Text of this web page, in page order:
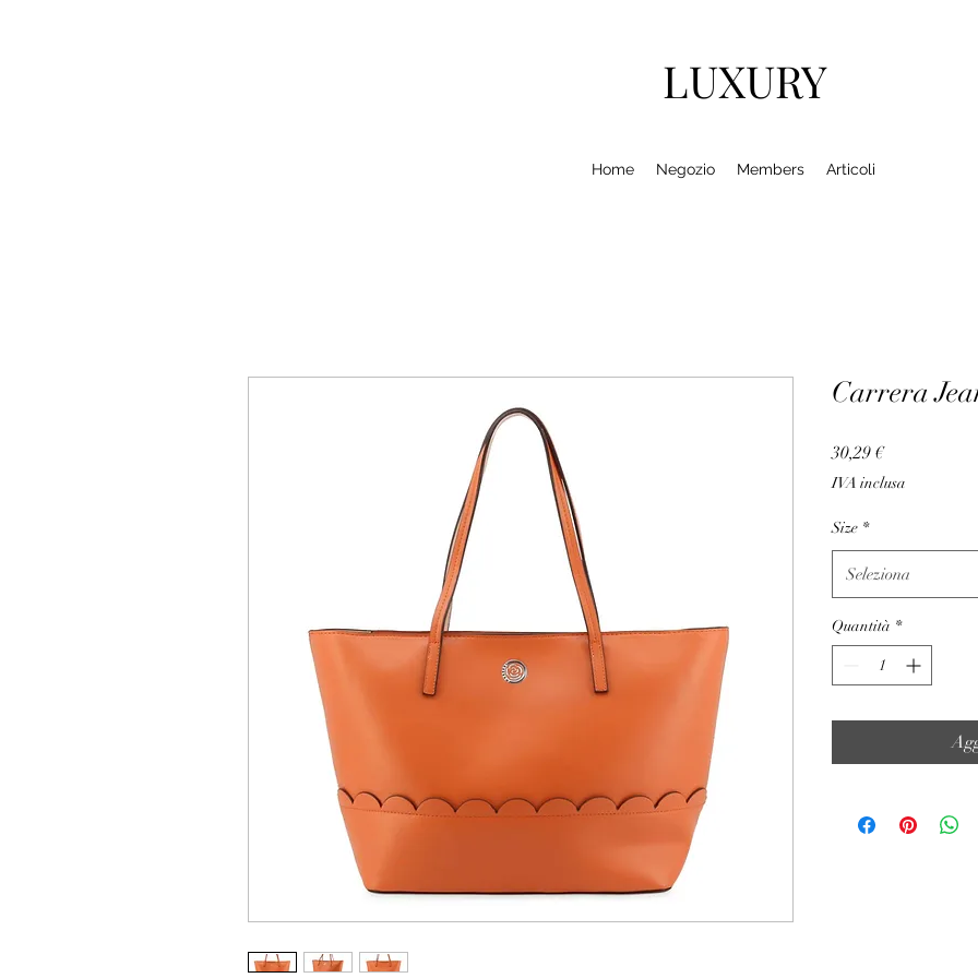
LUXURY
Home Negozio Members Articoli
Carrera
30,29 €Prezzo
IVA inclusa
Size *
Seleziona
Quantità *